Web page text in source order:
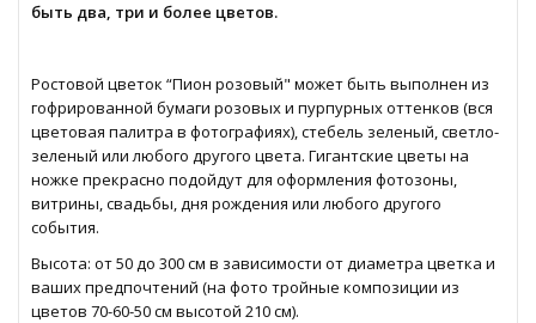
быть два, три и более цветов.
Ростовой цветок “Пион розовый" может быть выполнен из
гофрированной бумаги розовых и пурпурных оттенков (вся
цветовая палитра в фотографиях), стебель зеленый, светло-
зеленый или любого другого цвета. Гигантские цветы на
ножке прекрасно подойдут для оформления фотозоны,
витрины, свадьбы, дня рождения или любого другого
события.
Высота: от 50 до 300 см в зависимости от диаметра цветка и
ваших предпочтений (на фото тройные композиции из
цветов 70-60-50 см высотой 210 см).